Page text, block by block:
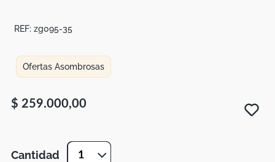
REF: zg095-35
Ofertas Asombrosas
$ 259.000,00
Cantidad 1